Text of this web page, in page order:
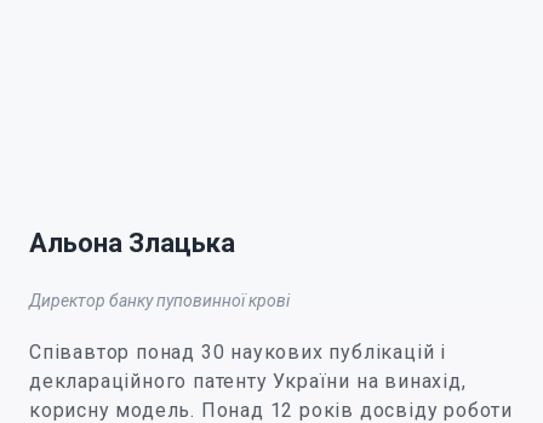
Альона Злацька
Директор банку пуповинної крові
Співавтор понад 30 наукових публікацій і
деклараційного патенту України на винахід,
корисну модель. Понад 12 років досвіду роботи